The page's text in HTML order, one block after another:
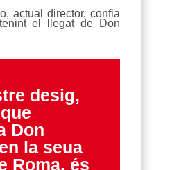
actual director, confia
el llegat de Don
desig,
Don
la seua
Roma, és